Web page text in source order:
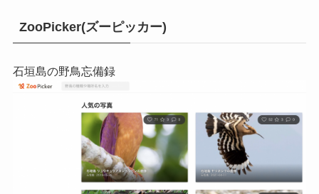
ZooPicker(ズーピッカー)
石垣島の野鳥忘備録